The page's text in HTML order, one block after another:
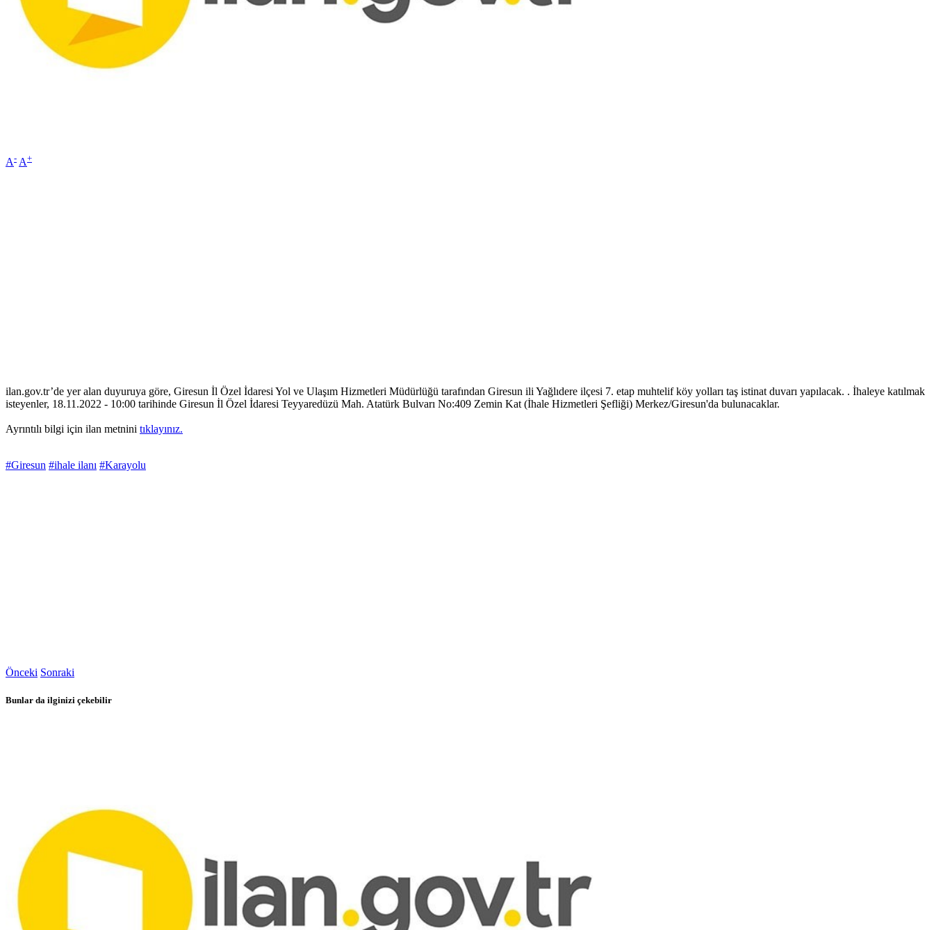
A- A+
ilan.gov.tr’de yer alan duyuruya göre, Giresun İl Özel İdaresi Yol ve Ulaşım Hizmetleri Müdürlüğü tarafından Giresun ili Yağlıdere ilçesi 7. etap muhtelif köy yolları taş istinat duvarı yapılacak. . İhaleye katılmak
isteyenler, 18.11.2022 - 10:00 tarihinde Giresun İl Özel İdaresi Teyyaredüzü Mah. Atatürk Bulvarı No:409 Zemin Kat (İhale Hizmetleri Şefliği) Merkez/Giresun'da bulunacaklar.
Ayrıntılı bilgi için ilan metnini tıklayınız.
#Giresun #ihale ilanı #Karayolu
Önceki Sonraki
Bunlar da ilginizi çekebilir